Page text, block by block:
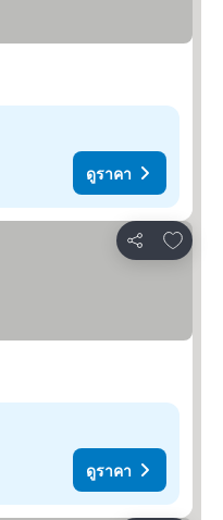
ดูราคา
แชร์
เพิ่มใน
ดูราคา